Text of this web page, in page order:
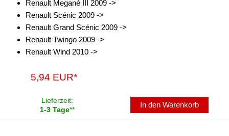
für Seat
für Skoda
für Smart
für Ssangyong
für Subaru
Renault Megané III 2009 ->
Renault Scénic 2009 ->
Renault Grand Scénic 2009 ->
Renault Twingo 2009 ->
Renault Wind 2010 ->
5,94 EUR*
Lieferzeit:
1-3 Tage**
In den Warenkorb